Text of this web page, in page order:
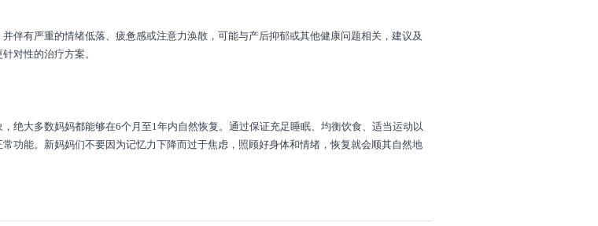
伴有严重的情绪低落、疲惫感或注意力涣散，可能与产后抑郁或其他健康问题相关，建议及
对性的治疗方案。
绝大多数妈妈都能够在6个月至1年内自然恢复。通过保证充足睡眠、均衡饮食、适当运动以
功能。新妈妈们不要因为记忆力下降而过于焦虑，照顾好身体和情绪，恢复就会顺其自然地